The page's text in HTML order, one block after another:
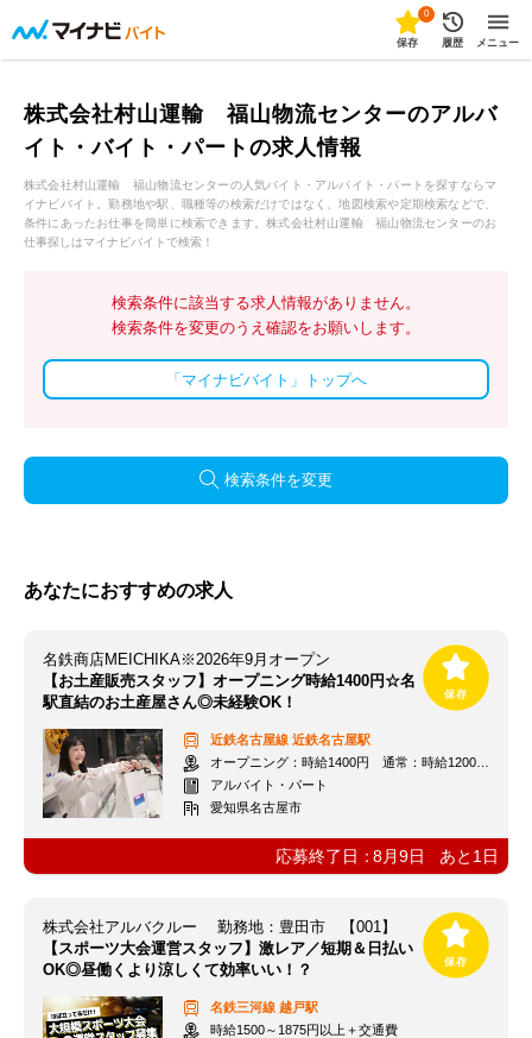
0
保存 履歴 メニュー
株式会社村山運輸 福山物流センターのアルバ
イト・バイト・パートの求人情報
株式会社村山運輸 福山物流センターの人気バイト・アルバイト・パートを探すならマ
イナビバイト。勤務地や駅、職種等の検索だけではなく、地図検索や定期検索などで、
条件にあったお仕事を簡単に検索できます。株式会社村山運輸 福山物流センターのお
仕事探しはマイナビバイトで検索！
検索条件に該当する求人情報がありません。
検索条件を変更のうえ確認をお願いします。
「マイナビバイト」トップへ
検索条件を変更
あなたにおすすめの求人
名鉄商店MEICHIKA※2026年9月オープン
【お土産販売スタッフ】オープニング時給1400円☆名
駅直結のお土産屋さん◎未経験OK！
近鉄名古屋線 近鉄名古屋駅
オープニング：時給1400円 通常：時給1200円～＋交通費全額支給
アルバイト・パート
愛知県名古屋市
応募終了日：8月9日 あと 1 日
株式会社アルバクルー 勤務地：豊田市 【001】
【スポーツ大会運営スタッフ】激レア／短期＆日払い
OK◎昼働くより涼しくて効率いい！？
名鉄三河線 越戸駅
時給1500～1875円以上＋交通費